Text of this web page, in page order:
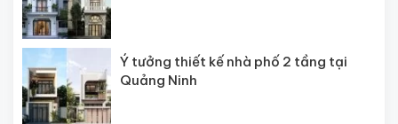
Ý tưởng thiết kế nhà phố 2 tầng tại
Quảng Ninh